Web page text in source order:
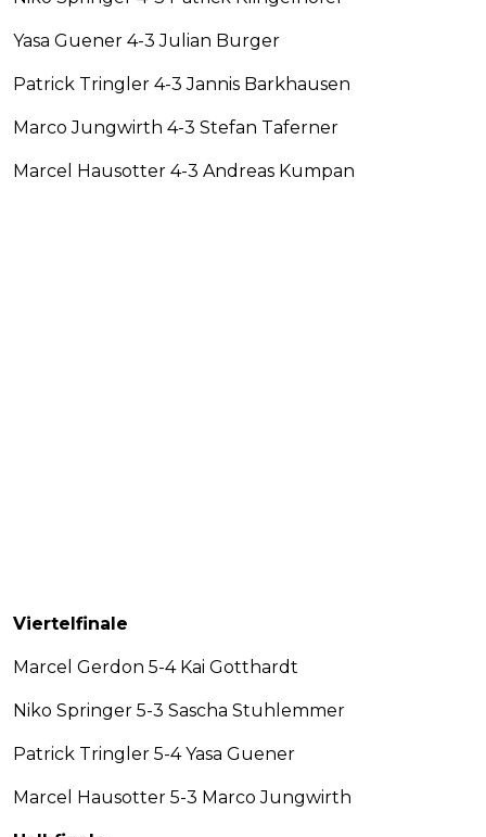
Yasa Guener 4-3 Julian Burger
Patrick Tringler 4-3 Jannis Barkhausen
Marco Jungwirth 4-3 Stefan Taferner
Marcel Hausotter 4-3 Andreas Kumpan
Viertelfinale
Marcel Gerdon 5-4 Kai Gotthardt
Niko Springer 5-3 Sascha Stuhlemmer
Patrick Tringler 5-4 Yasa Guener
Marcel Hausotter 5-3 Marco Jungwirth